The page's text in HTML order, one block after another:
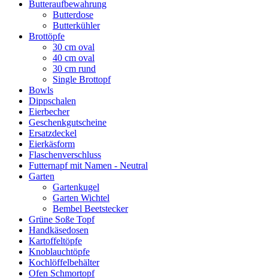
Butteraufbewahrung
Butterdose
Butterkühler
Brottöpfe
30 cm oval
40 cm oval
30 cm rund
Single Brottopf
Bowls
Dippschalen
Eierbecher
Geschenkgutscheine
Ersatzdeckel
Eierkäsform
Flaschenverschluss
Futternapf mit Namen - Neutral
Garten
Gartenkugel
Garten Wichtel
Bembel Beetstecker
Grüne Soße Topf
Handkäsedosen
Kartoffeltöpfe
Knoblauchtöpfe
Kochlöffelbehälter
Ofen Schmortopf